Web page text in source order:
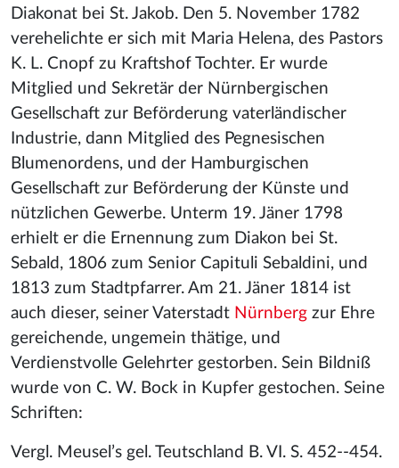
Diakonat bei St. Jakob. Den 5. November 1782
verehelichte er sich mit Maria Helena, des Pastors
K. L. Cnopf zu Kraftshof Tochter. Er wurde
Mitglied und Sekretär der Nürnbergischen
Gesellschaft zur Beförderung vaterländischer
Industrie, dann Mitglied des Pegnesischen
Blumenordens, und der Hamburgischen
Gesellschaft zur Beförderung der Künste und
nützlichen Gewerbe. Unterm 19. Jäner 1798
erhielt er die Ernennung zum Diakon bei St.
Sebald, 1806 zum Senior Capituli Sebaldini, und
1813 zum Stadtpfarrer. Am 21. Jäner 1814 ist
auch dieser, seiner Vaterstadt Nürnberg zur Ehre
gereichende, ungemein thätige, und
Verdienstvolle Gelehrter gestorben. Sein Bildniß
wurde von C. W. Bock in Kupfer gestochen. Seine
Schriften:
Vergl. Meusel’s gel. Teutschland B. VI. S. 452--454.